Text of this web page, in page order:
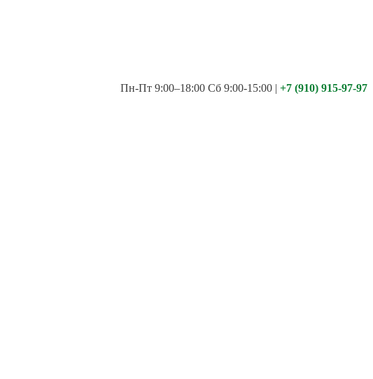
Пн-Пт 9:00–18:00 Сб 9:00-15:00 | +7 (910) 915-97-97